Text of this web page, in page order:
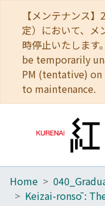
【メンテナンス
定）において、メ
時停止いたしま
be temporarily
PM (tentative) on
to maintenance.
Home
Home